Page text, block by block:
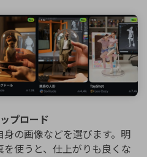
プロード
の画像などを選びます。明
使うと、仕上がりも良くな